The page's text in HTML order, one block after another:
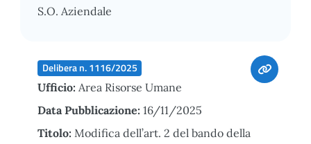
S.O. Aziendale
Delibera n. 1116/2025
Ufficio: Area Risorse Umane
Data Pubblicazione: 16/11/2025
Titolo: Modifica dell’art. 2 del bando della